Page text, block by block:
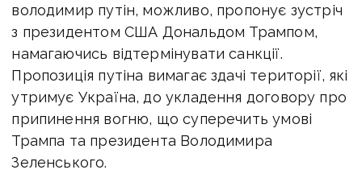
володимир путін, можливо, пропонує зустріч
з президентом США Дональдом Трампом,
намагаючись відтермінувати санкції.
Пропозиція путіна вимагає здачі території, які
утримує Україна, до укладення договору про
припинення вогню, що суперечить умові
Трампа та президента Володимира
Зеленського.